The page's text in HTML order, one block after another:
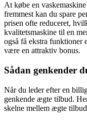
At købe en
fremmest kan du spare
prisen ofte reduceret,
kvalitetsmaskine til en
også få ekstra
være en attraktiv bonus.
Sådan genkender
Når du leder efter en
genkende ægte tilbud.
skelne mellem ægte